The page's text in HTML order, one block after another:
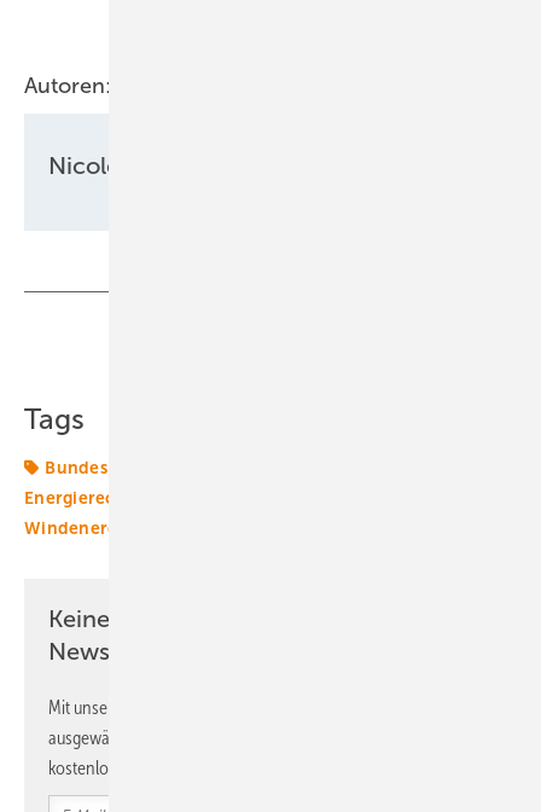
Autoren:
Nicole Weinhold
Tags
Bundespolitik
Energierecht
Windenergie
Keine Zeit? Kein Problem mit dem ERE
Newsletter!
Mit unserem Newsletter erhalten Sie regelmäßig von uns
ausgewählte Informationen und Neuigkeiten, gebündelt und
kostenlos direkt ins Postfach.